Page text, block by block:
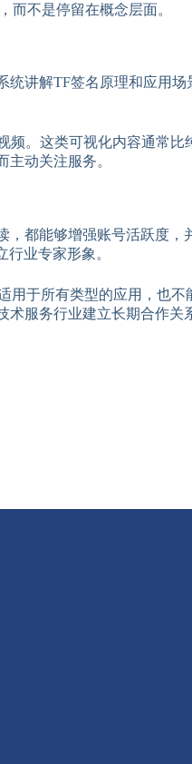
而不是停留在概念层面。
讲解TF签名原理和应用场
。这类可视化内容通常
动关注服务。
都能够增强账号活跃度
业专家形象。
于所有类型的应用，也不
服务行业建立长期合作关